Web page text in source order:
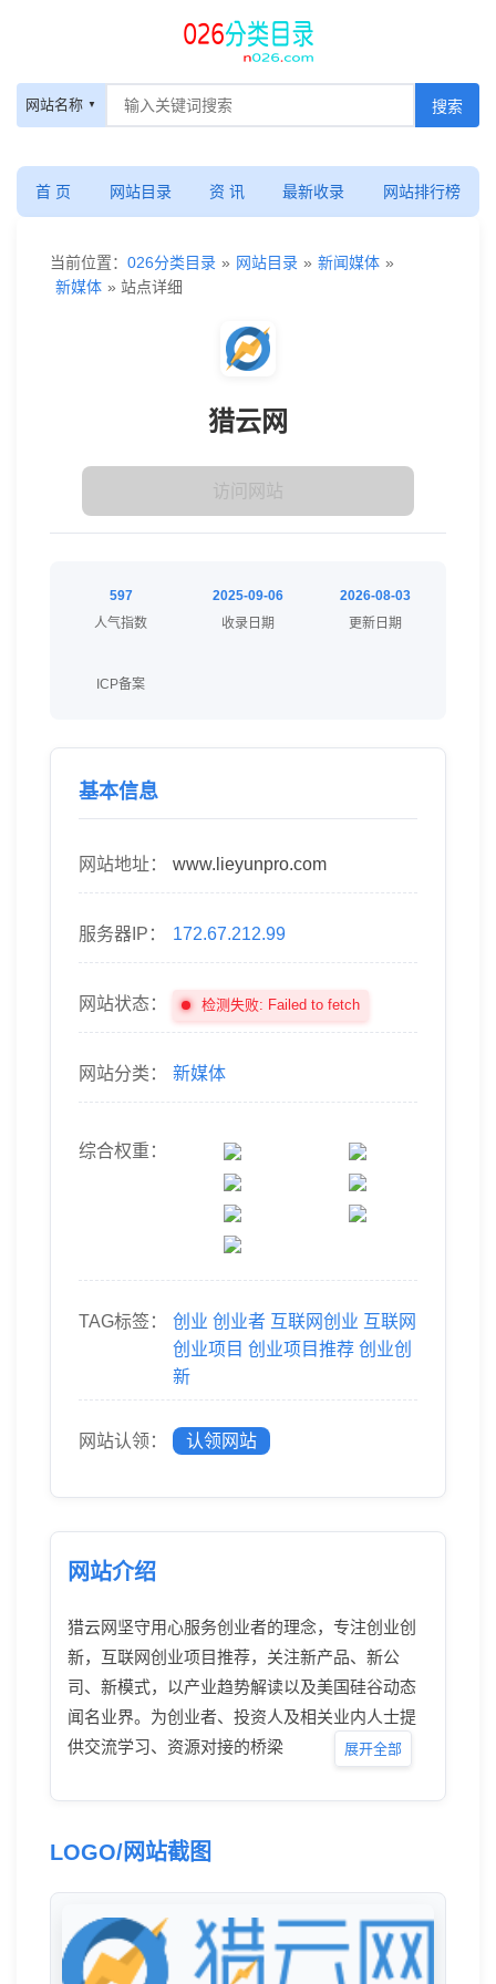
网站名称
首 页 网站目录 资 讯 最新收录 网站排行榜
当前位置： 026分类目录 » 网站目录 » 新闻媒体 »
新媒体 » 站点详细
猎云网
访问网站
597
人气指数
2025-09-06
收录日期
2026-08-03
更新日期
ICP备案
基本信息
网站地址： www.lieyunpro.com
服务器IP： 172.67.212.99
网站状态： 检测失败: Failed to fetch
网站分类： 新媒体
综合权重：
TAG标签： 创业 创业者 互联网创业 互联网
创业项目 创业项目推荐 创业创
新
网站认领： 认领网站
网站介绍
猎云网坚守用心服务创业者的理念，专注创业创
新，互联网创业项目推荐，关注新产品、新公
司、新模式，以产业趋势解读以及美国硅谷动态
闻名业界。为创业者、投资人及相关业内人士提
供交流学习、资源对接的桥梁
展开全部
LOGO/网站截图